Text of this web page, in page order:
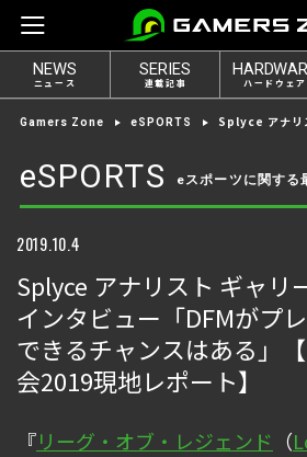
NEWS
ニュース
SERIES
連載記事 ハードウェア
Gamers Zone eSPORTS Splyce アナリスト ギャリー・ミアラレ氏インタビュ
eSPORTS eスポーツに関する
2019.10.4
Splyce アナリスト ギャリ
インタビュー「DFMがプ
できるチャンスはある」
会2019現地レポート】
『リーグ・オブ・レジェンド （